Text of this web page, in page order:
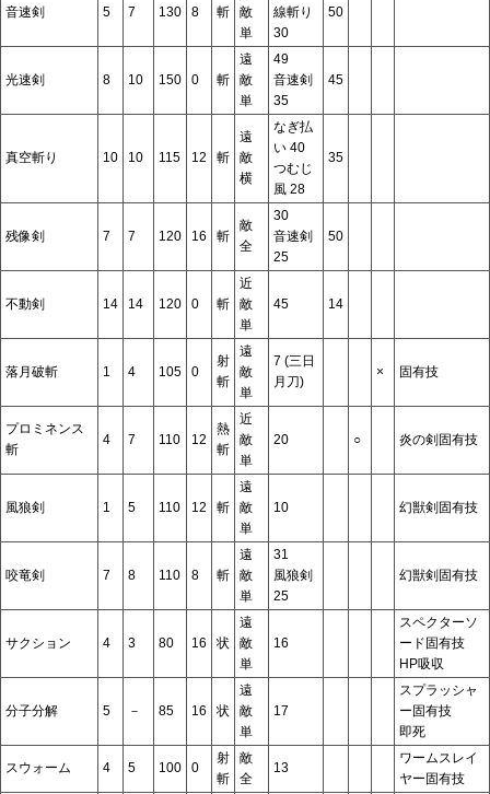
音速剣 5 7 130 8 斬
敵
単
線斬り
30
50
光速剣 8 10 150 0 斬
遠
敵
単
49
音速剣
35
45
真空斬り 10 10 115 12 斬
遠
敵
横
なぎ払
い 40
つむじ
風 28
35
残像剣 7 7 120 16 斬
敵
全
30
音速剣
25
50
不動剣 14 14 120 0 斬
近
敵
単
45 14
落月破斬 1 4 105 0
射
斬
遠
敵
単
7 (三日
月刀)
× 固有技
プロミネンス
斬
4 7 110 12
熱
斬
近
敵
単
20 ○ 炎の剣固有技
風狼剣 1 5 110 12 斬
遠
敵
単
10 幻獣剣固有技
咬竜剣 7 8 110 8 斬
遠
敵
単
31
風狼剣
25
幻獣剣固有技
サクション 4 3 80 16 状
遠
敵
単
16
スペクターソ
ード固有技
HP吸収
分子分解 5 － 85 16 状
遠
敵
単
17
スプラッシャ
ー固有技
即死
スウォーム 4 5 100 0
射
斬
敵
全
13
ワームスレイ
ヤー固有技